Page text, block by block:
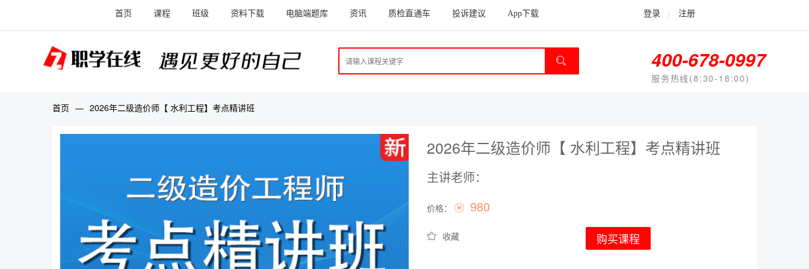
首页 课程 班级 资料下载 电脑端题库 资讯 质检直通车 投诉建议 App下载 登录 注册
400-678-0997
服务热线(8:30-18:00)
首页 — 2026年二级造价师【 水利工程】考点精讲班
2026年二级造价师【 水利工程】考点精讲班
主讲老师：
价格： 980
收藏 购买课程